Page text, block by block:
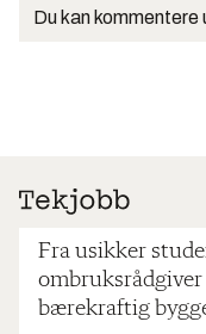
Du kan kommentere
Fra usikker
ombruksrådgiver
bærekraftig